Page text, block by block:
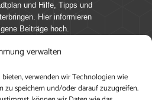
verwalten
verwenden wir Technologien wie
zu speichern und/oder darauf zuzugreifen.
und Hilfe, Tipps und
Hier informieren
Beiträge hoch.
wie dir. Sammel
deine Perspektive und